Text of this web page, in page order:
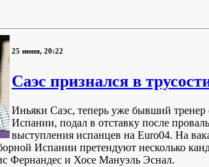
25 июня, 20:22
Саэс признался в
Иньяки Саэс, теперь уже бывший тренер
Испании, подал в отставку после
выступления испанцев на Euro04. На
Испании претендуют несколько
Фернандес и Хосе Мануэль Эснал.